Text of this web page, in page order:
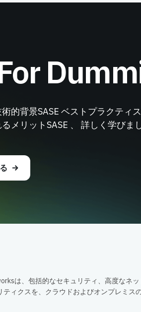
的背景SASE ベストプラクティ
メリットSASE 、 詳しく学びま
は、包括的なセキュリティ、高度なネ
ィクスを、クラウドおよびオンプレミス